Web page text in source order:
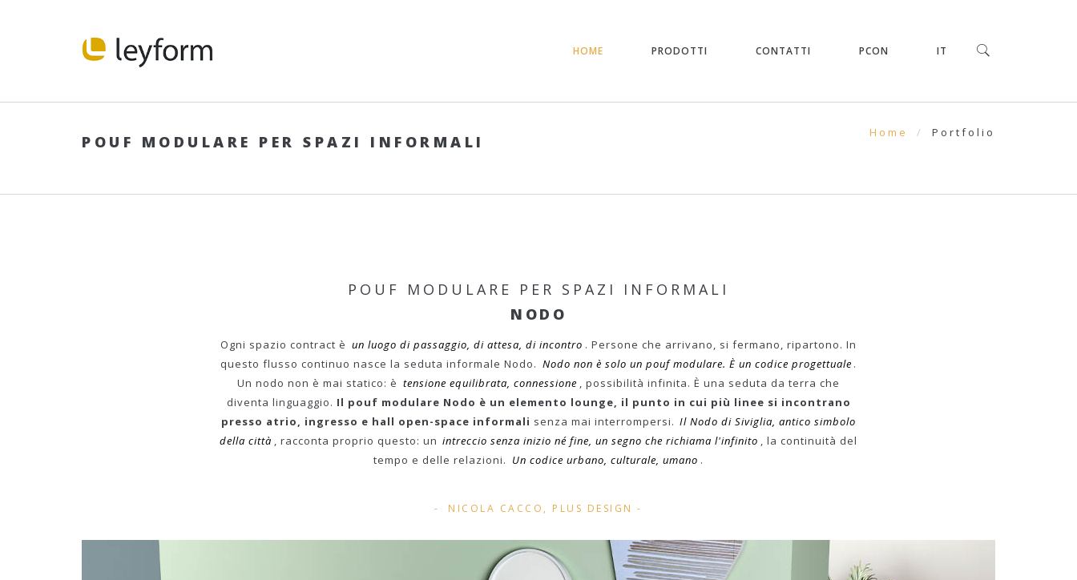
HOME PRODOTTI CONTATTI PCON IT
POUF MODULARE PER SPAZI INFORMALI Home Portfolio
POUF MODULARE PER SPAZI INFORMALI
NODO
Ogni spazio contract è un luogo di passaggio, di attesa, di incontro . Persone che arrivano, si fermano, ripartono. In
questo flusso continuo nasce la seduta informale Nodo. Nodo non è solo un pouf modulare. È un codice progettuale .
Un nodo non è mai statico: è tensione equilibrata, connessione , possibilità infinita. È una seduta da terra che
diventa linguaggio. Il pouf modulare Nodo è un elemento lounge, il punto in cui più linee si incontrano
presso atrio, ingresso e hall open-space informali senza mai interrompersi. Il Nodo di Siviglia, antico simbolo
della città , racconta proprio questo: un intreccio senza inizio né fine, un segno che richiama l'infinito , la continuità del
tempo e delle relazioni. Un codice urbano, culturale, umano .
NICOLA CACCO, PLUS DESIGN -